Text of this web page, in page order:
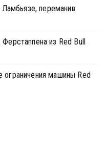
переманив
из Red Bull
машины Red